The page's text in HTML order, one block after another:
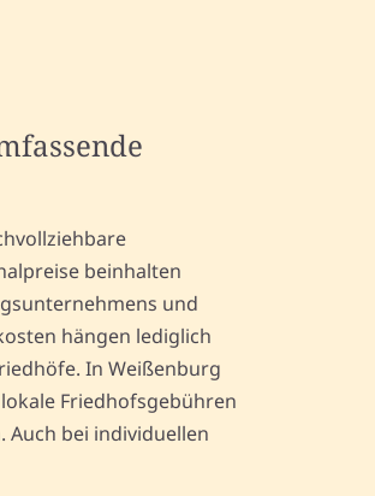
beinhalten
und
hängen lediglich
In Weißenburg
Friedhofsgebühren
Auch bei individuellen